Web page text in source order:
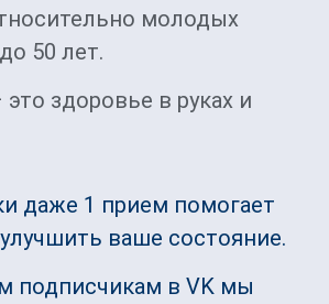
молодых
50 лет.
здоровье в руках и
даже 1 прием помогает
ваше состояние.
подписчикам в VK мы